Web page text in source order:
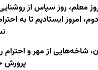
معلم، روز سپاس از
امروز ایستادیم تا به
از مهر و احترام
پرورش